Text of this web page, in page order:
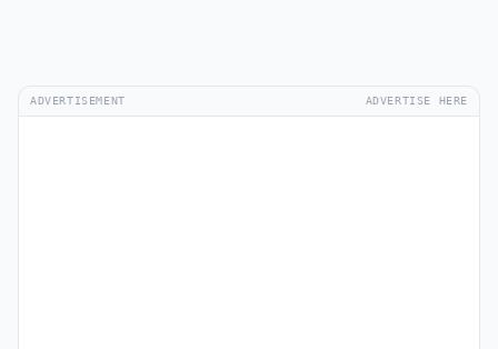
ADVERTISEMENT ADVERTISE HERE